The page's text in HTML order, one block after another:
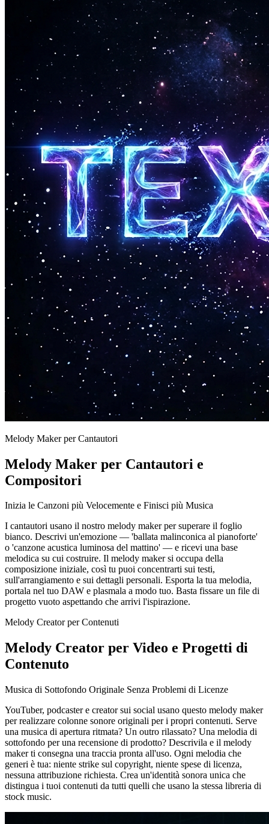
Melody Maker per Cantautori
Melody Maker per Cantautori e
Compositori
Inizia le Canzoni più Velocemente e Finisci più Musica
I cantautori usano il nostro melody maker per superare il foglio
bianco. Descrivi un'emozione — 'ballata malinconica al pianoforte'
o 'canzone acustica luminosa del mattino' — e ricevi una base
melodica su cui costruire. Il melody maker si occupa della
composizione iniziale, così tu puoi concentrarti sui testi,
sull'arrangiamento e sui dettagli personali. Esporta la tua melodia,
portala nel tuo DAW e plasmala a modo tuo. Basta fissare un file di
progetto vuoto aspettando che arrivi l'ispirazione.
Melody Creator per Contenuti
Melody Creator per Video e Progetti di
Contenuto
Musica di Sottofondo Originale Senza Problemi di Licenze
YouTuber, podcaster e creator sui social usano questo melody maker
per realizzare colonne sonore originali per i propri contenuti. Serve
una musica di apertura ritmata? Un outro rilassato? Una melodia di
sottofondo per una recensione di prodotto? Descrivila e il melody
maker ti consegna una traccia pronta all'uso. Ogni melodia che
generi è tua: niente strike sul copyright, niente spese di licenza,
nessuna attribuzione richiesta. Crea un'identità sonora unica che
distingua i tuoi contenuti da tutti quelli che usano la stessa libreria di
stock music.